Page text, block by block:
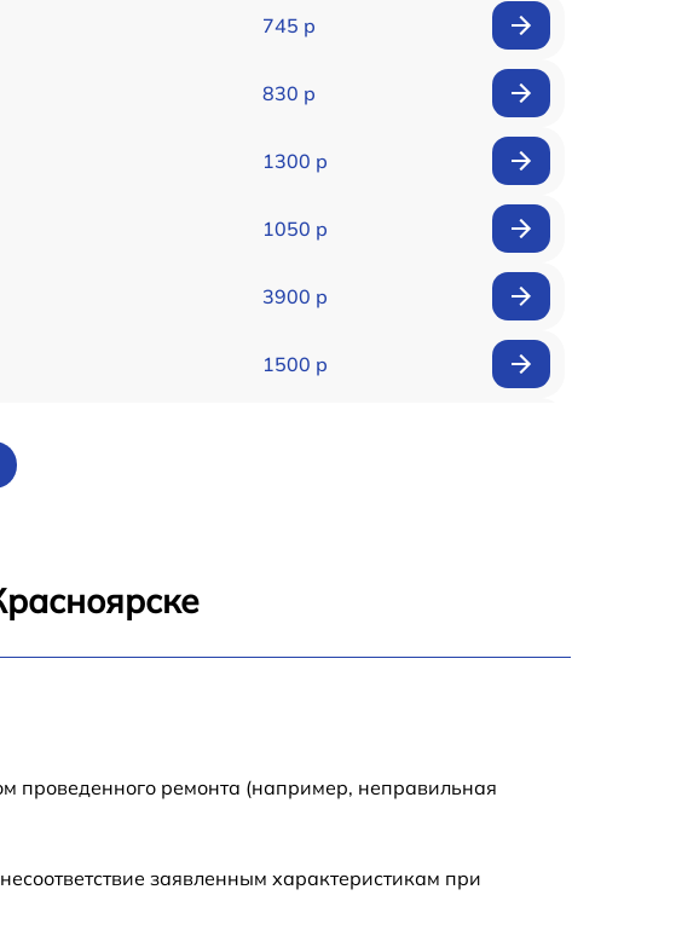
745 р
830 р
1300 р
1050 р
3900 р
1500 р
проведенного ремонта (например, неправильная
заявленным характеристикам при